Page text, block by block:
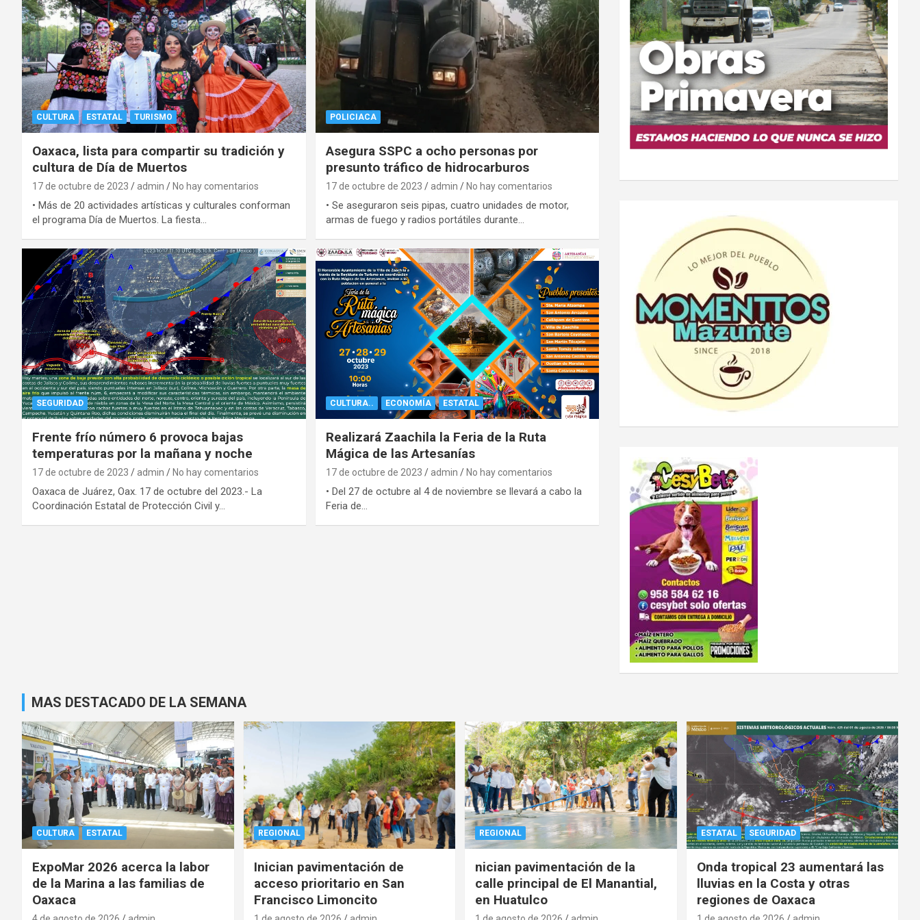
CULTURA ESTATAL TURISMO
Oaxaca, lista para compartir su tradición y
cultura de Día de Muertos
17 de octubre de 2023 admin No hay comentarios
• Más de 20 actividades artísticas y culturales conforman
el programa Día de Muertos. La fiesta…
POLICIACA
Asegura SSPC a ocho personas por
presunto tráfico de hidrocarburos
17 de octubre de 2023 admin No hay comentarios
• Se aseguraron seis pipas, cuatro unidades de motor,
armas de fuego y radios portátiles durante…
SEGURIDAD
Frente frío número 6 provoca bajas
temperaturas por la mañana y noche
17 de octubre de 2023 admin No hay comentarios
Oaxaca de Juárez, Oax. 17 de octubre del 2023.- La
Coordinación Estatal de Protección Civil y…
CULTURA.. ECONOMÍA ESTATAL
Realizará Zaachila la Feria de la Ruta
Mágica de las Artesanías
17 de octubre de 2023 admin No hay comentarios
• Del 27 de octubre al 4 de noviembre se llevará a cabo la
Feria de…
MAS DESTACADO DE LA SEMANA
CULTURA ESTATAL
ExpoMar 2026 acerca la labor
de la Marina a las familias de
Oaxaca
REGIONAL
Inician pavimentación de
acceso prioritario en San
Francisco Limoncito
REGIONAL
nician pavimentación de la
calle principal de El Manantial,
en Huatulco
ESTATAL SEGURIDAD
Onda tropical 23 aumentará las
lluvias en la Costa y otras
regiones de Oaxaca